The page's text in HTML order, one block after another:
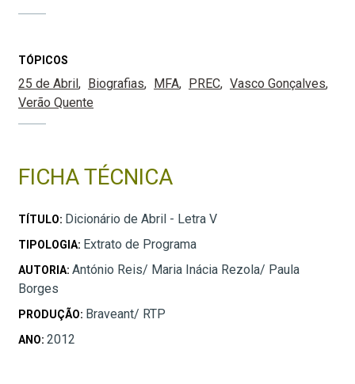
TÓPICOS
25 de Abril Biografias MFA PREC
Vasco Gonçalves
Verão Quente
FICHA TÉCNICA
TÍTULO: Dicionário de Abril - Letra V
TIPOLOGIA: Extrato de Programa
AUTORIA: António Reis/ Maria Inácia Rezola/ Paula
Borges
PRODUÇÃO: Braveant/ RTP
ANO: 2012